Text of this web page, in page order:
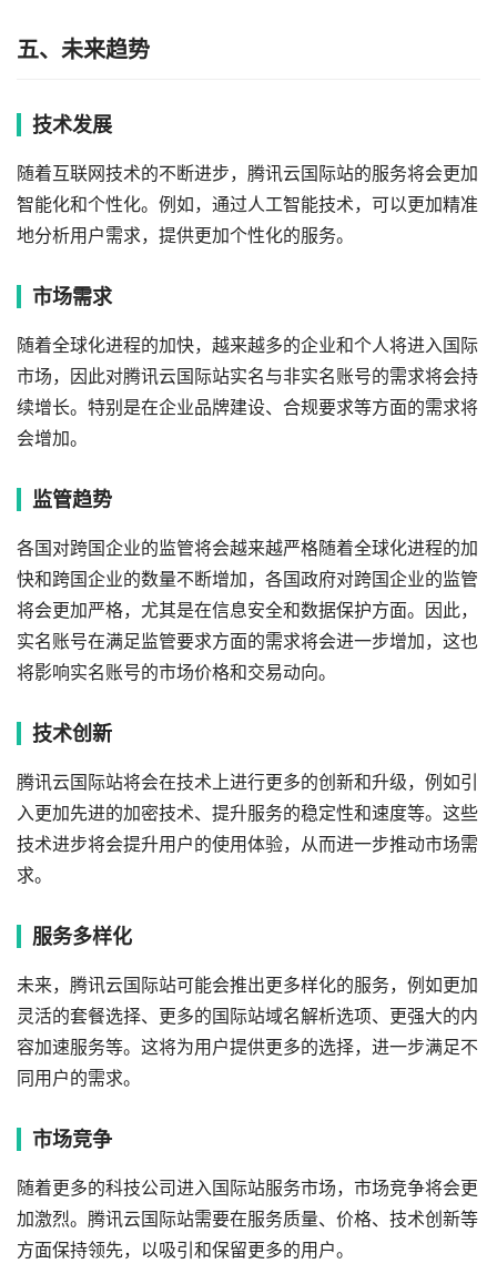
五、未来趋势
技术发展
随着互联网技术的不断进步，腾讯云国际站的服务将会更加
智能化和个性化。例如，通过人工智能技术，可以更加精准
地分析用户需求，提供更加个性化的服务。
市场需求
随着全球化进程的加快，越来越多的企业和个人将进入国际
市场，因此对腾讯云国际站实名与非实名账号的需求将会持
续增长。特别是在企业品牌建设、合规要求等方面的需求将
会增加。
监管趋势
各国对跨国企业的监管将会越来越严格随着全球化进程的加
快和跨国企业的数量不断增加，各国政府对跨国企业的监管
将会更加严格，尤其是在信息安全和数据保护方面。因此，
实名账号在满足监管要求方面的需求将会进一步增加，这也
将影响实名账号的市场价格和交易动向。
技术创新
腾讯云国际站将会在技术上进行更多的创新和升级，例如引
入更加先进的加密技术、提升服务的稳定性和速度等。这些
技术进步将会提升用户的使用体验，从而进一步推动市场需
求。
服务多样化
未来，腾讯云国际站可能会推出更多样化的服务，例如更加
灵活的套餐选择、更多的国际站域名解析选项、更强大的内
容加速服务等。这将为用户提供更多的选择，进一步满足不
同用户的需求。
市场竞争
随着更多的科技公司进入国际站服务市场，市场竞争将会更
加激烈。腾讯云国际站需要在服务质量、价格、技术创新等
方面保持领先，以吸引和保留更多的用户。